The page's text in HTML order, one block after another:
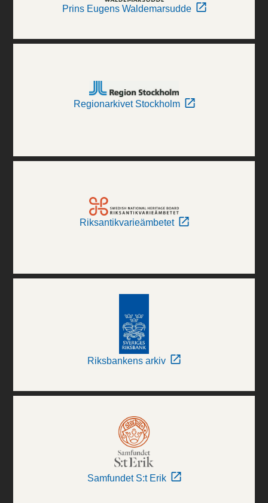
Prins Eugens Waldemarsudde
Regionarkivet Stockholm
Riksantikvarieämbetet
Riksbankens arkiv
Samfundet S:t Erik